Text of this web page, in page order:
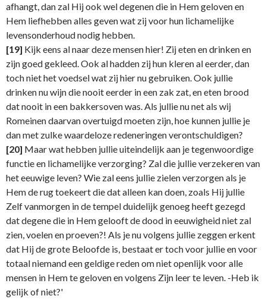
afhangt, dan zal Hij ook wel degenen die in Hem geloven en
Hem liefhebben alles geven wat zij voor hun lichamelijke
levensonderhoud nodig hebben.
[19] Kijk eens al naar deze mensen hier! Zij eten en drinken en
zijn goed gekleed. Ook al hadden zij hun kleren al eerder, dan
toch niet het voedsel wat zij hier nu gebruiken. Ook jullie
drinken nu wijn die nooit eerder in een zak zat, en eten brood
dat nooit in een bakkersoven was. Als jullie nu net als wij
Romeinen daarvan overtuigd moeten zijn, hoe kunnen jullie je
dan met zulke waardeloze redeneringen verontschuldigen?
[20] Maar wat hebben jullie uiteindelijk aan je tegenwoordige
functie en lichamelijke verzorging? Zal die jullie verzekeren van
het eeuwige leven? Wie zal eens jullie zielen verzorgen als je
Hem de rug toekeert die dat alleen kan doen, zoals Hij jullie
Zelf vanmorgen in de tempel duidelijk genoeg heeft gezegd
dat degene die in Hem gelooft de dood in eeuwigheid niet zal
zien, voelen en proeven?! Als je nu volgens jullie zeggen erkent
dat Hij de grote Beloofde is, bestaat er toch voor jullie en voor
totaal niemand een geldige reden om niet openlijk voor alle
mensen in Hem te geloven en volgens Zijn leer te leven. -Heb ik
gelijk of niet?'